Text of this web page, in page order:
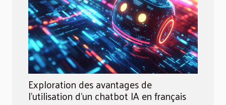
Exploration des avantages de
l'utilisation d'un chatbot IA en français